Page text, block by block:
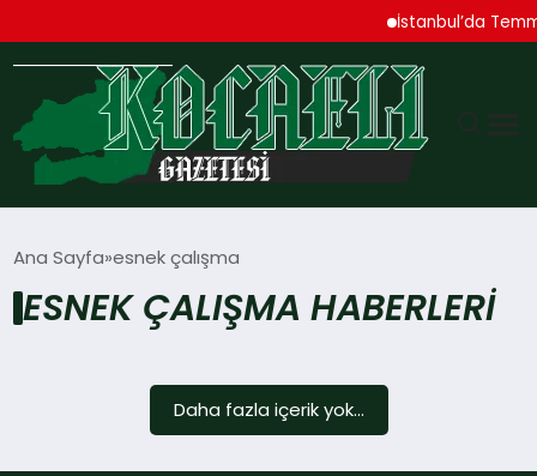
İstanbul’da
TEKNOLOJI
Ana Sayfa esnek çalışma
ESNEK ÇALIŞMA HABERLERI
Daha fazla içerik yok...